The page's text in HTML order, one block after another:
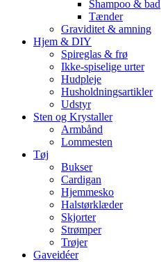
Shampoo & bad
Tænder
Graviditet & amning
Hjem & DIY
Spireglas & frø
Ikke-spiselige urter
Hudpleje
Husholdningsartikler
Udstyr
Sten og Krystaller
Armbånd
Lommesten
Tøj
Bukser
Cardigan
Hjemmesko
Halstørklæder
Skjorter
Strømper
Trøjer
Gaveidéer